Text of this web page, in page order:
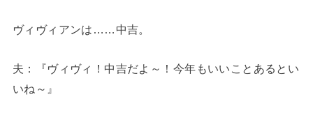
ヴィヴィアンは……中吉。
夫 ：『ヴィヴィ！中吉だよ～！今年もいいことあるとい
いね～』